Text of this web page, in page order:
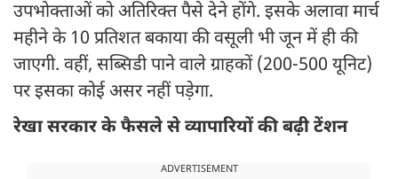
उपभोक्ताओं को अतिरिक्त पैसे देने होंगे. इसके अलावा मार्च
महीने के 10 प्रतिशत बकाया की वसूली भी जून में ही की
जाएगी. वहीं, सब्सिडी पाने वाले ग्राहकों (200-500 यूनिट)
पर इसका कोई असर नहीं पड़ेगा.
रेखा सरकार के फैसले से व्यापारियों की बढ़ी टेंशन
ADVERTISEMENT